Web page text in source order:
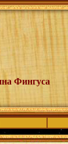
Фингуса